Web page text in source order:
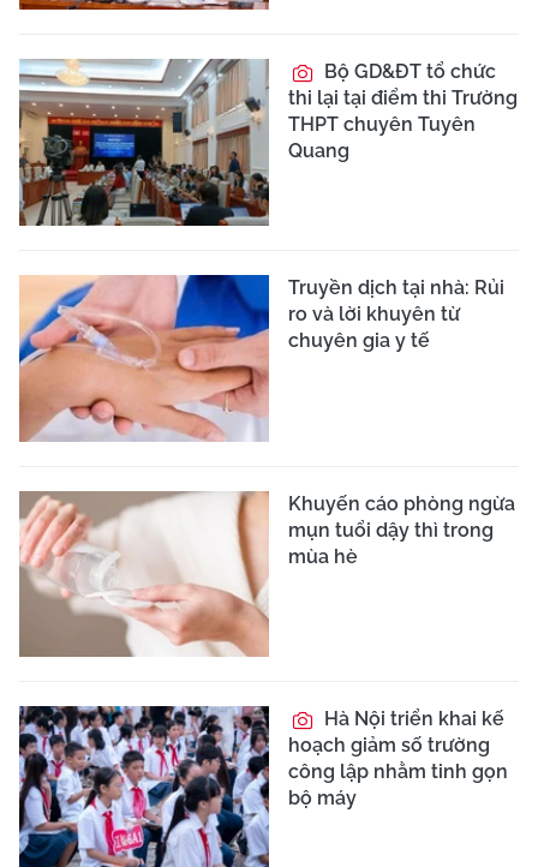
Bộ GD&ĐT tổ chức
thi lại tại điểm thi Trường
THPT chuyên Tuyên
Quang
Truyền dịch tại nhà: Rủi
ro và lời khuyên từ
chuyên gia y tế
Khuyến cáo phòng ngừa
mụn tuổi dậy thì trong
mùa hè
Hà Nội triển khai kế
hoạch giảm số trường
công lập nhằm tinh gọn
bộ máy